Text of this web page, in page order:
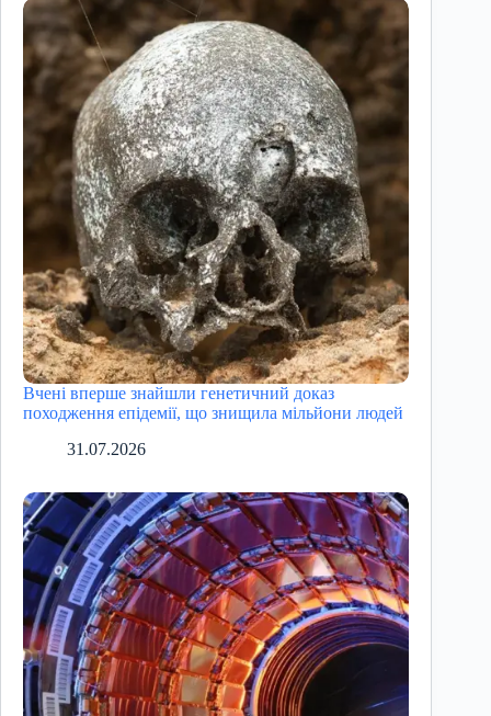
Вчені вперше знайшли генетичний доказ
походження епідемії, що знищила мільйони людей
31.07.2026